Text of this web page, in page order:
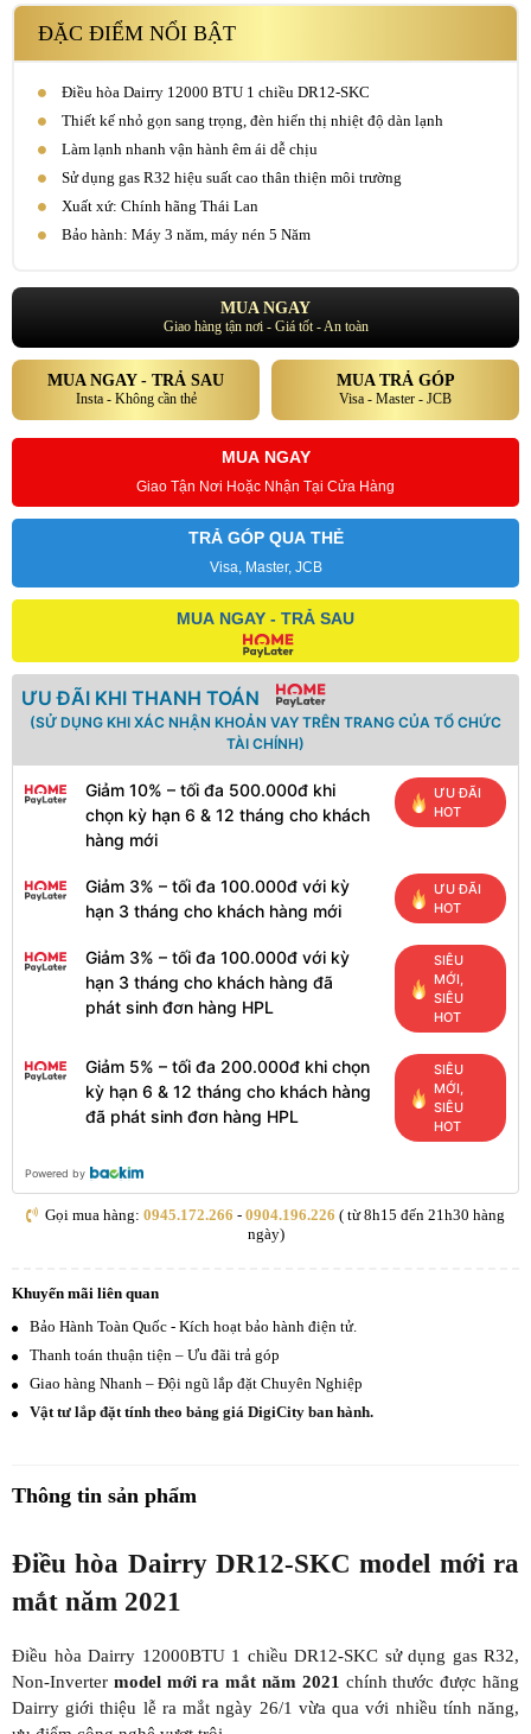
ĐẶC ĐIỂM NỔI BẬT
Điều hòa Dairry 12000 BTU 1 chiều DR12-SKC
Thiết kế nhỏ gọn sang trọng, đèn hiển thị nhiệt độ dàn lạnh
Làm lạnh nhanh vận hành êm ái dễ chịu
Sử dụng gas R32 hiệu suất cao thân thiện môi trường
Xuất xứ: Chính hãng Thái Lan
Bảo hành: Máy 3 năm, máy nén 5 Năm
MUA NGAY
Giao hàng tận nơi - Giá tốt - An toàn
MUA NGAY - TRẢ SAU
Insta - Không cần thẻ
MUA TRẢ GÓP
Visa - Master - JCB
MUA NGAY
Giao Tận Nơi Hoặc Nhận Tại Cửa Hàng
TRẢ GÓP QUA THẺ
Visa, Master, JCB
MUA NGAY - TRẢ SAU
ƯU ĐÃI KHI THANH TOÁN
(SỬ DỤNG KHI XÁC NHẬN KHOẢN VAY TRÊN TRANG CỦA TỔ CHỨC
TÀI CHÍNH)
Giảm 10% – tối đa 500.000đ khi
chọn kỳ hạn 6 & 12 tháng cho khách
hàng mới
ƯU ĐÃI
HOT
Giảm 3% – tối đa 100.000đ với kỳ
hạn 3 tháng cho khách hàng mới
ƯU ĐÃI
HOT
Giảm 3% – tối đa 100.000đ với kỳ
hạn 3 tháng cho khách hàng đã
phát sinh đơn hàng HPL
SIÊU
MỚI,
SIÊU
HOT
Giảm 5% – tối đa 200.000đ khi chọn
kỳ hạn 6 & 12 tháng cho khách hàng
đã phát sinh đơn hàng HPL
SIÊU
MỚI,
SIÊU
HOT
Powered by
Gọi mua hàng: 0945.172.266 - 0904.196.226 ( từ 8h15 đến 21h30 hàng
ngày)
Khuyến mãi liên quan
Bảo Hành Toàn Quốc - Kích hoạt bảo hành điện tử.
Thanh toán thuận tiện – Ưu đãi trả góp
Giao hàng Nhanh – Đội ngũ lắp đặt Chuyên Nghiệp
Vật tư lắp đặt tính theo bảng giá DigiCity ban hành.
Thông tin sản phẩm
Điều hòa Dairry DR12-SKC model mới ra
mắt năm 2021
Điều hòa Dairry 12000BTU 1 chiều DR12-SKC sử dụng gas R32,
Non-Inverter model mới ra mắt năm 2021 chính thước được hãng
Dairry giới thiệu lễ ra mắt ngày 26/1 vừa qua với nhiều tính năng,